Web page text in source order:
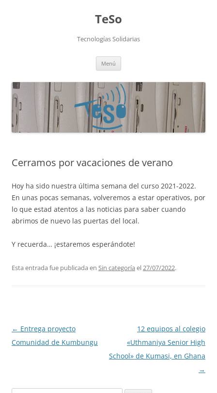
TeSo
Tecnologías Solidarias
Menú
Cerramos por vacaciones de verano
Hoy ha sido nuestra última semana del curso 2021-2022.
En unas pocas semanas, volveremos a estar operativos, por
lo que estad atentos a las noticias para saber cuando
abrimos de nuevo las puertas del local.
Y recuerda… ¡estaremos esperándote!
Esta entrada fue publicada en Sin categoría el27/07/2022.
Navegación
de
← Entrega proyecto
Comunidad de Kumbungu
12 equipos al colegio
«Uthmaniya Senior High
School» de Kumasi, en Ghana
→